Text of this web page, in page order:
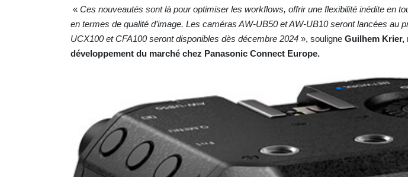
«Ces nouveautés sont là pour optimiser les workflows, offrir une flexibilité inédite en
en termes de qualité d’image. Les caméras AW-UB50 et AW-UB10 seront lancées au
UCX100 et CFA100 seront disponibles dès décembre 2024 », souligne Guilhem Krier,
développement du marché chez Panasonic Connect Europe.